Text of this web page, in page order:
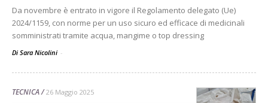
Da novembre è entrato in vigore il Regolamento delegato (Ue)
2024/1159, con norme per un uso sicuro ed efficace di medicinali
somministrati tramite acqua, mangime o top dressing
Di Sara Nicolini -
TECNICA 26 Maggio 2025